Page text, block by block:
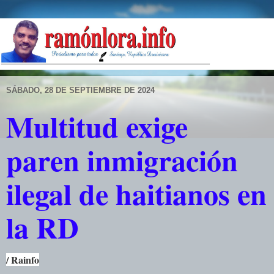
SÁBADO, 28 DE SEPTIEMBRE DE 2024
Multitud exige
paren inmigración
ilegal de haitianos en
la RD
/ Rainfo